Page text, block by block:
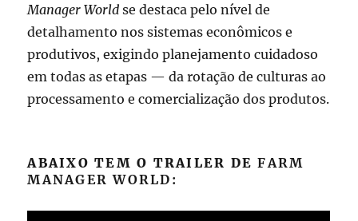
Manager World se destaca pelo nível de
detalhamento nos sistemas econômicos e
produtivos, exigindo planejamento cuidadoso
em todas as etapas — da rotação de culturas ao
processamento e comercialização dos produtos.
ABAIXO TEM O TRAILER DEFARM
MANAGER WORLD: